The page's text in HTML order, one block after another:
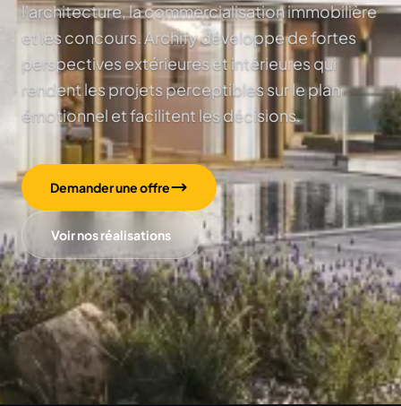
l'architecture, la commercialisation immobilière
et les concours. Archify développe de fortes
perspectives extérieures et intérieures qui
rendent les projets perceptibles sur le plan
émotionnel et facilitent les décisions.
Demander une offre
Voir nos réalisations